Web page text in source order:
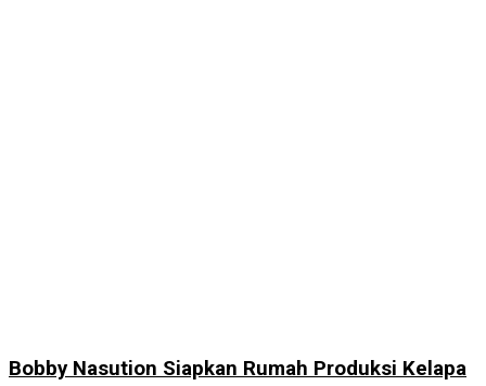
Bobby Nasution Siapkan Rumah Produksi Kelapa